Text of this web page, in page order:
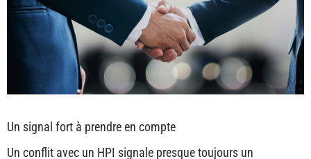
Un signal fort à prendre en compte
Un conflit avec un HPI signale presque toujours un